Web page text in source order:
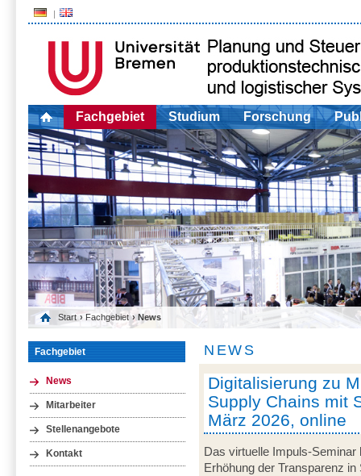
Fachgebiet Studium Forschung
Start › Fachgebiet › News
Fachgebiet
News
Mitarbeiter
Stellenangebote
Kontakt
NEWS
Digitalisierung zu
Supply Chains mit
März 2026, online
Das virtuelle Impuls-Seminar
Erhöhung der Transparenz